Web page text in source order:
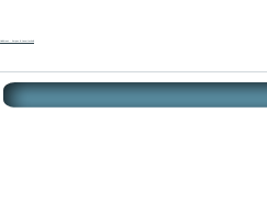
Holzkreuz - Korpus & Lasertechnik